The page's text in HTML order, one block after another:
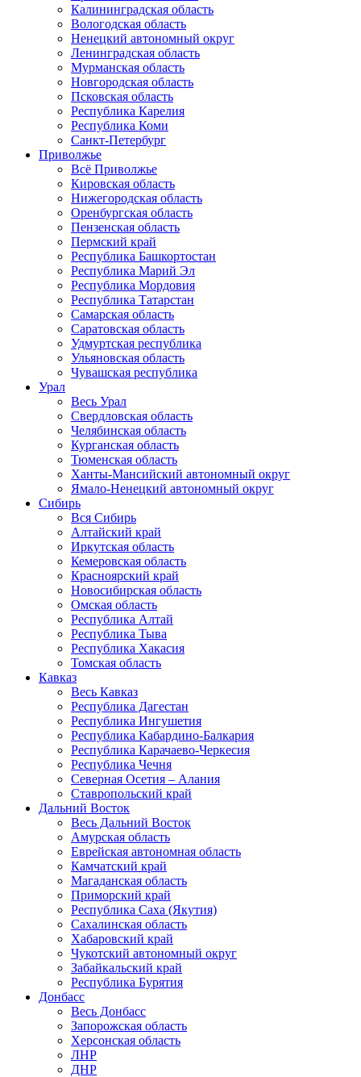
Калининградская область
Вологодская область
Ненецкий автономный округ
Ленинградская область
Мурманская область
Новгородская область
Псковская область
Республика Карелия
Республика Коми
Санкт-Петербург
Приволжье
Всё Приволжье
Кировская область
Нижегородская область
Оренбургская область
Пензенская область
Пермский край
Республика Башкортостан
Республика Марий Эл
Республика Мордовия
Республика Татарстан
Самарская область
Саратовская область
Удмуртская республика
Ульяновская область
Чувашская республика
Урал
Весь Урал
Свердловская область
Челябинская область
Курганская область
Тюменская область
Ханты-Мансийский автономный округ
Ямало-Ненецкий автономный округ
Сибирь
Вся Сибирь
Алтайский край
Иркутская область
Кемеровская область
Красноярский край
Новосибирская область
Омская область
Республика Алтай
Республика Тыва
Республика Хакасия
Томская область
Кавказ
Весь Кавказ
Республика Дагестан
Республика Ингушетия
Республика Кабардино-Балкария
Республика Карачаево-Черкесия
Республика Чечня
Северная Осетия – Алания
Ставропольский край
Дальний Восток
Весь Дальний Восток
Амурская область
Еврейская автономная область
Камчатский край
Магаданская область
Приморский край
Республика Саха (Якутия)
Сахалинская область
Хабаровский край
Чукотский автономный округ
Забайкальский край
Республика Бурятия
Донбасс
Весь Донбасс
Запорожская область
Херсонская область
ЛНР
ДНР